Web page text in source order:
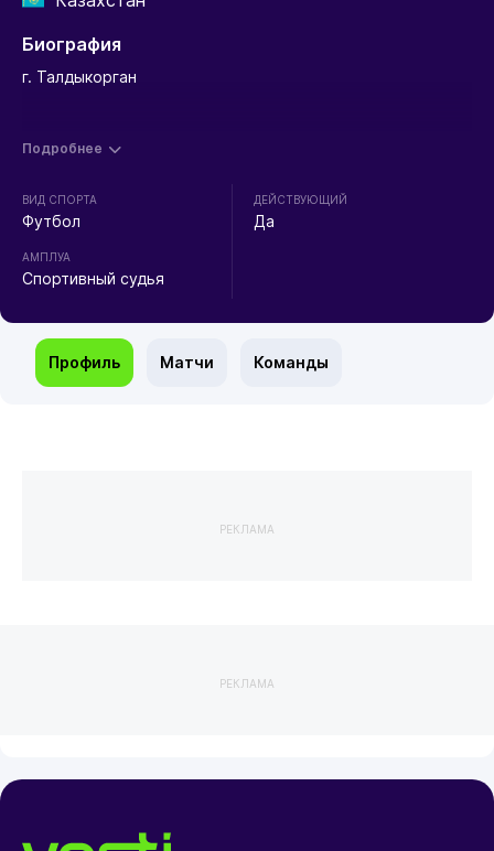
Биография
г. Талдыкорган
Подробнее
ВИД СПОРТА
Футбол
АМПЛУА
Спортивный судья
ДЕЙСТВУЮЩИЙ
Да
Профиль Матчи Команды
РЕКЛАМА
РЕКЛАМА